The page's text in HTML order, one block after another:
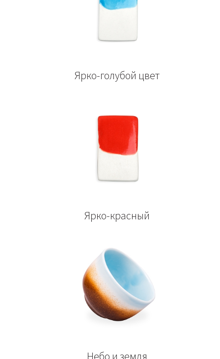
Ярко-голубой цвет
Ярко-красный
Небо и земля